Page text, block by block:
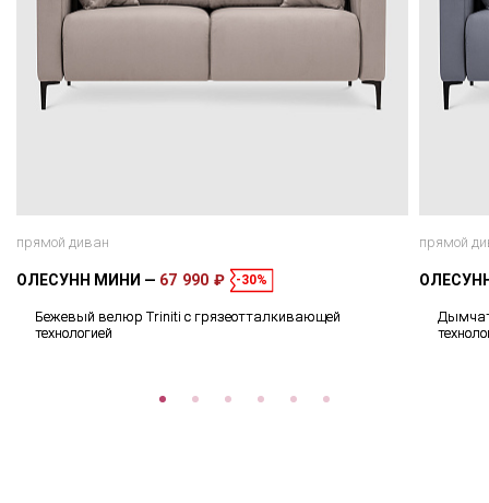
прямой диван
ОЛЕСУНН МИНИ 67 990 ₽ -30%
Бежевый велюр Triniti с грязеотталкивающей
технологией
прямой